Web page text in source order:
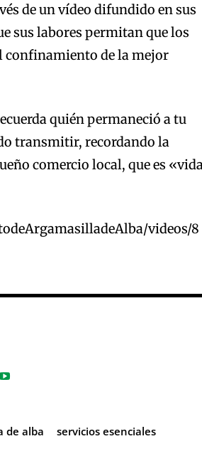
de un vídeo difundido en sus
sus labores permitan que los
confinamiento de la mejor
quién permaneció a tu
transmitir, recordando la
comercio local, que es
videos/8
de alba servicios esenciales